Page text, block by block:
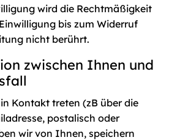
wird die Rechtmäßigkeit
bis zum Widerruf
nicht berührt.
zwischen Ihnen und
Kontakt treten (zB über die
postalisch oder
wir von Ihnen, speichern